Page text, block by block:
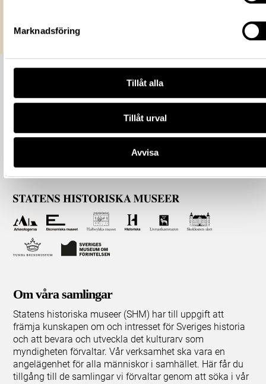
Marknadsföring
Tillåt alla
Tillåt urval
Avvisa
Mer information om licenser hos Statens historiska museer.
Om våra samlingar
Statens historiska museer (SHM) har till uppgift att
främja kunskapen om och intresset för Sveriges historia
och att bevara och utveckla det kulturarv som
myndigheten förvaltar. Vår verksamhet ska vara en
angelägenhet för alla människor i samhället. Här får du
tillgång till de samlingar vi förvaltar genom att söka i vår